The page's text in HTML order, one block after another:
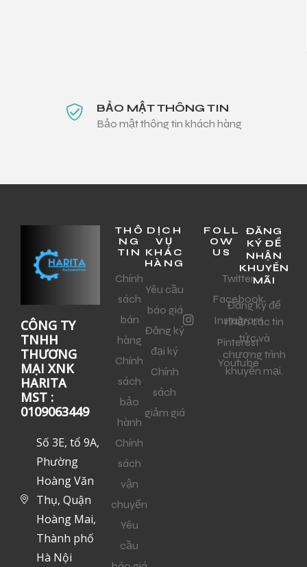
BẢO MẬT THÔNG TIN
Bảo mật thông tin khách hàng
CÔNG TY
TNHH
THƯƠNG
MẠI XNK
HARITA
MST :
0109063449
Số 3E, tổ 9A,
Phường
Hoàng Văn
Thụ, Quận
Hoàng Mai,
Thành phố
Hà Nội
THÔ
NG
TIN
Chính
sách
bán
hàng
Chính
sách
bảo
hành
Chính
sách
vận
chuyển
Yêu
cầu
DỊCH
VỤ
KHÁC
HÀNG
Yêu cầu
báo giá
Đăng ký
đại ký
Chính
sách
giảm giá
FOLL
OW
US
Twitter
Facebook
Instagram
Pinterest
Youtube
ĐĂNG
KÝ ĐỂ
NHẬN
KHUYẾN
MÃI
Đăng ký để
nhận các tin
tức và
chương trình
khuyến mại.